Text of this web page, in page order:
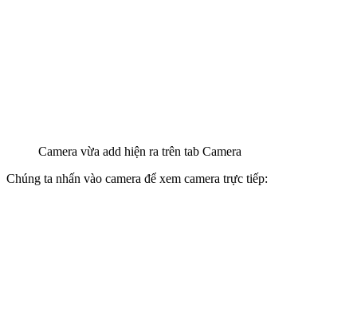
Camera vừa add hiện ra trên tab Camera
Chúng ta nhấn vào camera để xem camera trực tiếp: